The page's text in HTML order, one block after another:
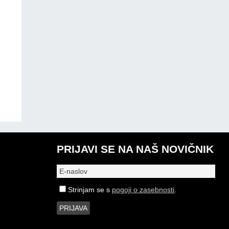
PRIJAVI SE NA NAŠ NOVIČNIK
Strinjam se s pogoji o zasebnosti.